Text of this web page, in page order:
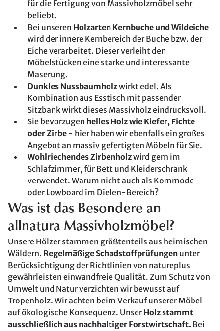
für die Fertigung von Massivholzmöbel sehr
beliebt.
Bei unseren Holzarten Kernbuche und Wildeiche
wird der innere Kernbereich der Buche bzw. der
Eiche verarbeitet. Dieser verleiht den
Möbelstücken eine starke und interessante
Maserung.
Dunkles Nussbaumholzwirkt edel. Als
Kombination aus Esstisch mit passender
Sitzbank wirkt dieses Massivholz eindrucksvoll.
Sie bevorzugen helles Holz wie Kiefer, Fichte
oder Zirbe - hier haben wir ebenfalls ein großes
Angebot an massiv gefertigten Möbeln für Sie.
Wohlriechendes Zirbenholzwird gern im
Schlafzimmer, für Bett und Kleiderschrank
verwendet. Warum nicht auch als Kommode
oder Lowboard im Dielen-Bereich?
Was ist das Besondere an
allnatura Massivholzmöbel?
Unsere Hölzer stammen größtenteils aus heimischen
Wäldern. Regelmäßige Schadstoffprüfungen unter
Berücksichtigung der Richtlinien von natureplus
gewährleisten einwandfreie Qualität. Zum Schutz von
Umwelt und Natur verzichten wir bewusst auf
Tropenholz. Wir achten beim Verkauf unserer Möbel
auf ökologische Konsequenz. UnserHolz stammt
ausschließlich aus nachhaltiger Forstwirtschaft. Bei